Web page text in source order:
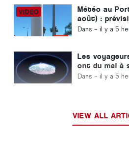
Météo au
août) :
et à quoi
Dans - il y a 5
Les
ont du mal à
nouveaux
Dans - il y a 5
VIEW ALL